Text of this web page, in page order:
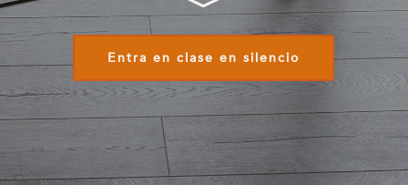
Entra en clase en silencio